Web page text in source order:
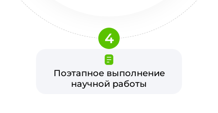
Поэтапное выполнение
научной работы
4